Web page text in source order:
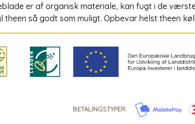
er af organisk materiale, kan fugt i de
theen så godt som muligt. Opbevar helst theen
BETALINGSTYPER: